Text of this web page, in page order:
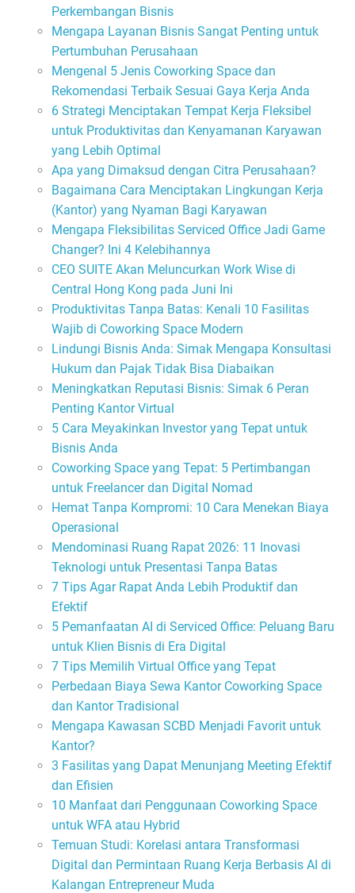
Perkembangan Bisnis
Mengapa Layanan Bisnis Sangat Penting untuk
Pertumbuhan Perusahaan
Mengenal 5 Jenis Coworking Space dan
Rekomendasi Terbaik Sesuai Gaya Kerja Anda
6 Strategi Menciptakan Tempat Kerja Fleksibel
untuk Produktivitas dan Kenyamanan Karyawan
yang Lebih Optimal
Apa yang Dimaksud dengan Citra Perusahaan?
Bagaimana Cara Menciptakan Lingkungan Kerja
(Kantor) yang Nyaman Bagi Karyawan
Mengapa Fleksibilitas Serviced Office Jadi Game
Changer? Ini 4 Kelebihannya
CEO SUITE Akan Meluncurkan Work Wise di
Central Hong Kong pada Juni Ini
Produktivitas Tanpa Batas: Kenali 10 Fasilitas
Wajib di Coworking Space Modern
Lindungi Bisnis Anda: Simak Mengapa Konsultasi
Hukum dan Pajak Tidak Bisa Diabaikan
Meningkatkan Reputasi Bisnis: Simak 6 Peran
Penting Kantor Virtual
5 Cara Meyakinkan Investor yang Tepat untuk
Bisnis Anda
Coworking Space yang Tepat: 5 Pertimbangan
untuk Freelancer dan Digital Nomad
Hemat Tanpa Kompromi: 10 Cara Menekan Biaya
Operasional
Mendominasi Ruang Rapat 2026: 11 Inovasi
Teknologi untuk Presentasi Tanpa Batas
7 Tips Agar Rapat Anda Lebih Produktif dan
Efektif
5 Pemanfaatan AI di Serviced Office: Peluang Baru
untuk Klien Bisnis di Era Digital
7 Tips Memilih Virtual Office yang Tepat
Perbedaan Biaya Sewa Kantor Coworking Space
dan Kantor Tradisional
Mengapa Kawasan SCBD Menjadi Favorit untuk
Kantor?
3 Fasilitas yang Dapat Menunjang Meeting Efektif
dan Efisien
10 Manfaat dari Penggunaan Coworking Space
untuk WFA atau Hybrid
Temuan Studi: Korelasi antara Transformasi
Digital dan Permintaan Ruang Kerja Berbasis AI di
Kalangan Entrepreneur Muda